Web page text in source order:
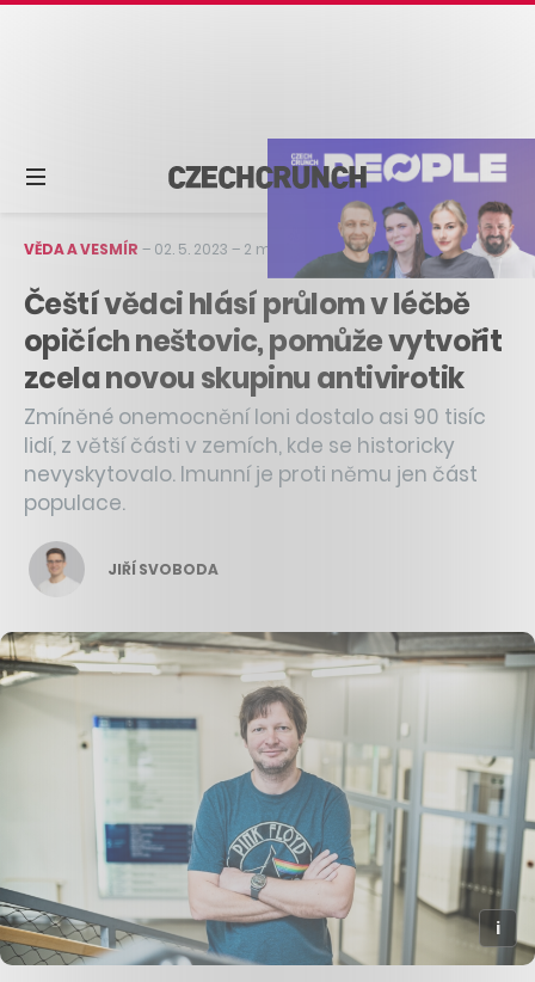
VĚDA A VESMÍR – 02. 5. 2023 – 2 min čtení
Čeští vědci hlásí průlom v léčbě
opičích neštovic, pomůže vytvořit
zcela novou skupinu antivirotik
Zmíněné onemocnění loni dostalo asi 90 tisíc
lidí, z větší části v zemích, kde se historicky
nevyskytovalo. Imunní je proti němu jen část
populace.
JIŘÍ SVOBODA